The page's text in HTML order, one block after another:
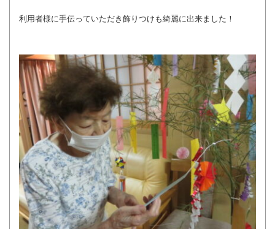
利用者様に手伝っていただき飾りつけも綺麗に出来ました！